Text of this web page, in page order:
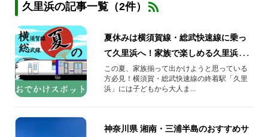
久里浜の記事一覧（2件）
夏休みは横須賀線・総武快速線に乗っ
て久里浜へ！家族で楽しめる久里浜お
すすめスポット4選
この夏、家族揃って出かけようと思っている
方必見！横須賀・総武快速線の終着駅「久里
浜」には子どもから大人ま...
神奈川県 湘南・三浦半島のおすすめサ